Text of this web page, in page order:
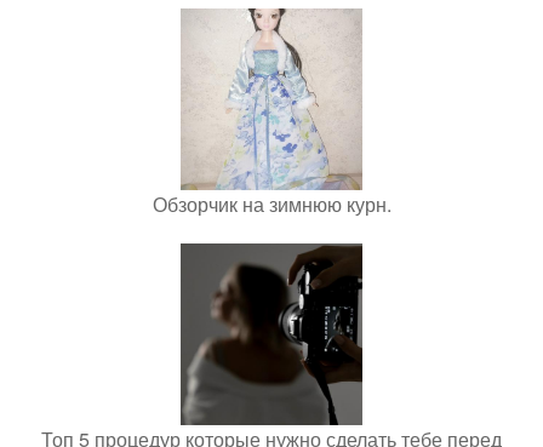
Обзорчик на зимнюю курн.
Топ 5 процедур которые нужно сделать тебе перед